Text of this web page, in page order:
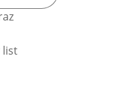
list